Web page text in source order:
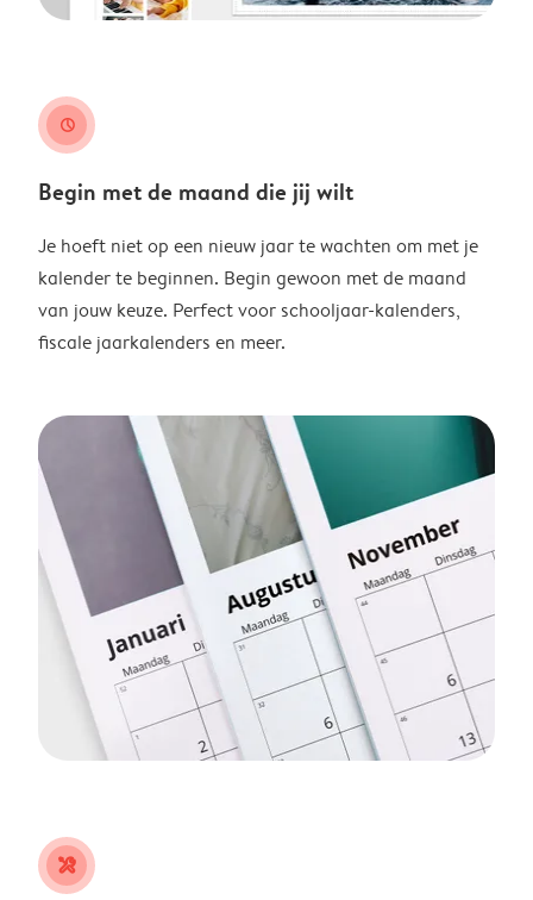
clock
Begin met de maand die jij wilt
Je hoeft niet op een nieuw jaar te wachten om met je
kalender te beginnen. Begin gewoon met de maand
van jouw keuze. Perfect voor schooljaar-kalenders,
fiscale jaarkalenders en meer.
tools